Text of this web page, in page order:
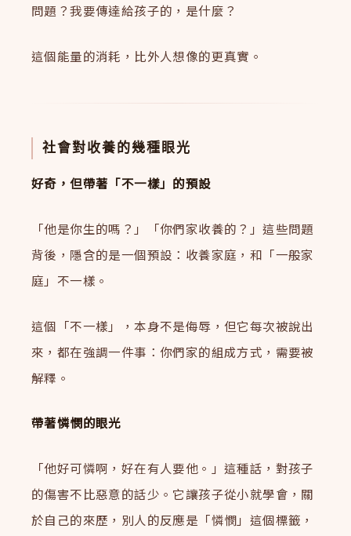
問題？我要傳達給孩子的，是什麼？
這個能量的消耗，比外人想像的更真實。
社會對收養的幾種眼光
好奇，但帶著「不一樣」的預設
「他是你生的嗎？」「你們家收養的？」這些問題
背後，隱含的是一個預設：收養家庭，和「一般家
庭」不一樣。
這個「不一樣」，本身不是侮辱，但它每次被說出
來，都在強調一件事：你們家的組成方式，需要被
解釋。
帶著憐憫的眼光
「他好可憐啊，好在有人要他。」這種話，對孩子
的傷害不比惡意的話少。它讓孩子從小就學會，關
於自己的來歷，別人的反應是「憐憫」這個標籤，